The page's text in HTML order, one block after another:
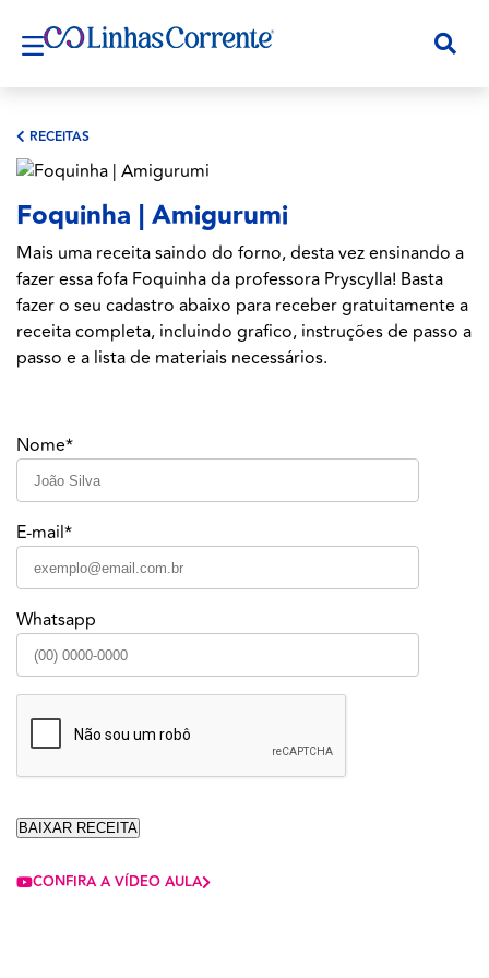
RECEITAS
Foquinha | Amigurumi
Mais uma receita saindo do forno, desta vez ensinando a
fazer essa fofa Foquinha da professora Pryscylla! Basta
fazer o seu cadastro abaixo para receber gratuitamente a
receita completa, incluindo grafico, instruções de passo a
passo e a lista de materiais necessários.
Nome*
E-mail*
Whatsapp
CONFIRA A VÍDEO AULA